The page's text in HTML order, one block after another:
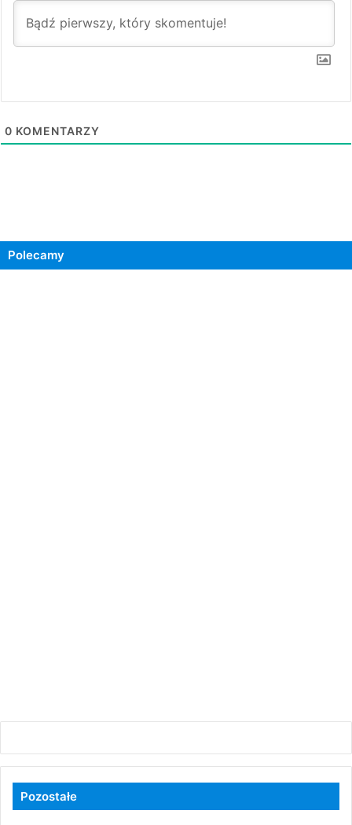
0 KOMENTARZY
Polecamy
Pozostałe